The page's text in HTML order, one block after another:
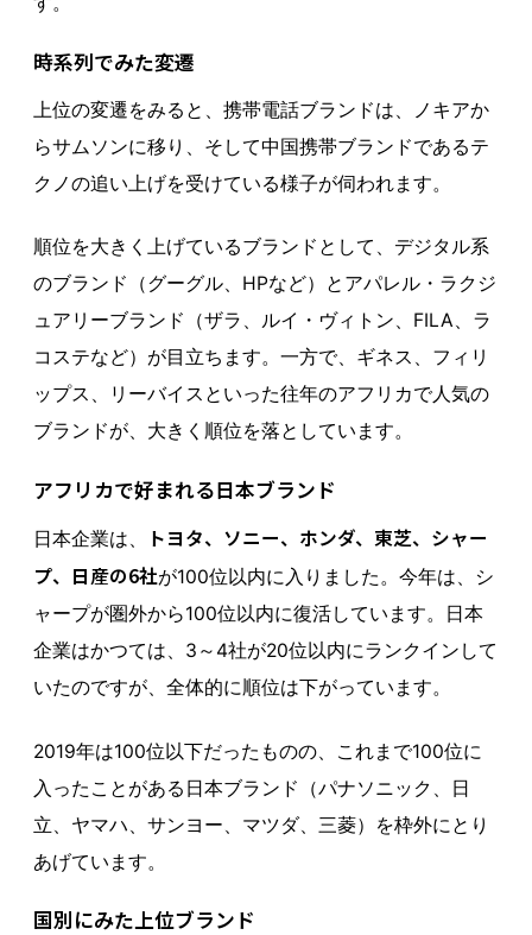
時系列でみた変遷
上位の変遷をみると、携帯電話ブランドは、ノキアか
らサムソンに移り、そして中国携帯ブランドであるテ
クノの追い上げを受けている様子が伺われます。
順位を大きく上げているブランドとして、デジタル系
のブランド（グーグル、HPなど）とアパレル・ラクジ
ュアリーブランド（ザラ、ルイ・ヴィトン、FILA、ラ
コステなど）が目立ちます。一方で、ギネス、フィリ
ップス、リーバイスといった往年のアフリカで人気の
ブランドが、大きく順位を落としています。
アフリカで好まれる日本ブランド
日本企業は、
トヨタ、ソニー、ホンダ、東芝、シャー
プ、日産の6社が100位以内に入りました。今年は、シ
ャープが圏外から100位以内に復活しています。日本
企業はかつては、3～4社が20位以内にランクインして
いたのですが、全体的に順位は下がっています。
2019年は100位以下だったものの、これまで100位に
入ったことがある日本ブランド（パナソニック、日
立、ヤマハ、サンヨー、マツダ、三菱）を枠外にとり
あげています。
国別にみた上位ブランド